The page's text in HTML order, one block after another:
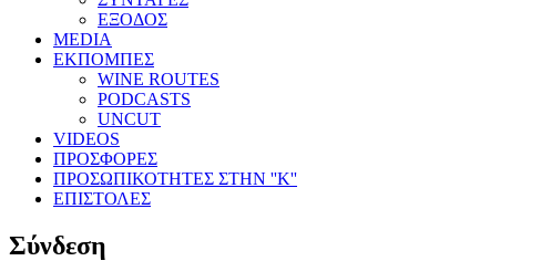
ΕΞΟΔΟΣ
MEDIA
ΕΚΠΟΜΠΕΣ
WINE ROUTES
PODCASTS
UNCUT
VIDEOS
ΠΡΟΣΦΟΡΕΣ
ΠΡΟΣΩΠΙΚΟΤΗΤΕΣ ΣΤΗΝ ''Κ''
ΕΠΙΣΤΟΛΕΣ
Σύνδεση